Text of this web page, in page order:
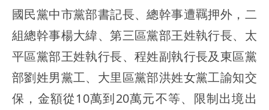
國民黨中市黨部書記長、總幹事遭羈押外，二
組總幹事楊大緯、第三區黨部王姓執行長、太
平區黨部王姓執行長、程姓副執行長及東區黨
部劉姓男黨工、大里區黨部洪姓女黨工諭知交
保，金額從10萬到20萬元不等、限制出境出